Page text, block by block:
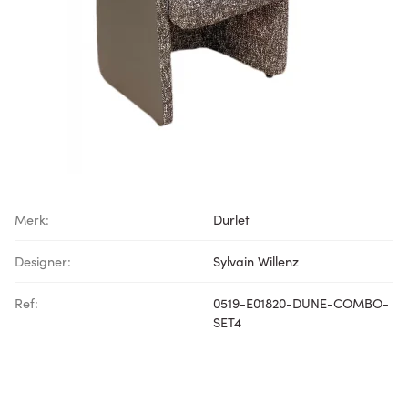
Merk: Durlet
Designer: Sylvain Willenz
Ref:
0519-E01820-DUNE-COMBO-
SET4